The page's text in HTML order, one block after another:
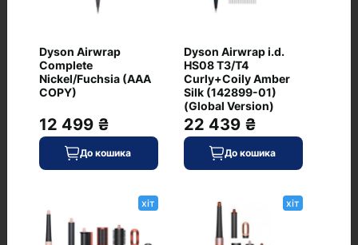
Часті питання про товар Dyson
Airwrap Coanda 2x Multi-styler & Dryer
Jasper Plum (598776-01) (Global
Version)
Чи є Dyson Airwrap Coanda 2x Multi-
styler & Dryer Jasper Plum (598776-01)
(Global Version) у наявності?
Dyson Airwrap
Complete
Nickel/Fuchsia (AAA
COPY)
12 499 ₴
До кошика
Dyson Airwrap i.d.
HS08 T3/T4
Curly+Coily Amber
Silk (142899-01)
(Global Version)
22 439 ₴
До кошика
хіт хіт